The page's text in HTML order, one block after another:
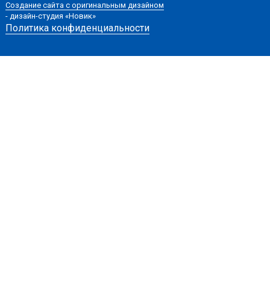
Создание сайта с оригинальным дизайном
- дизайн-студия «Новик»
Политика конфиденциальности